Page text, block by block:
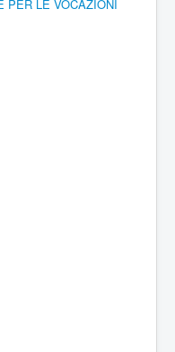
PER LE VOCAZIONI